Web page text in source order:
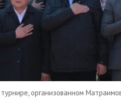
организованном